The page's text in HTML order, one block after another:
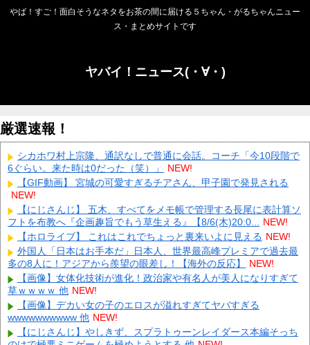
やば！すご！面白そうなネタをお茶の間に届ける５ちゃん・がるちゃんニュー
ス・まとめサイトです
ヤバイ！ニュース(・∀・)
厳選速報！
シカホワ村上宗隆、通訳なしで普通に会話。コーチ「今10段階で
6ぐらい。来た時は0だった（笑）」
NEW!
【GIF動画】 宮城の可愛すぎるチアさん、甲子園で発見される
NEW!
【にじさんじ】 五木、すべてをメモ帳で管理する長尾に表計算ソ
フトを布教へ『企画趣旨でもう草生える』【8/6(木)20:0... NEW!
【ホロライブ】 これはこれでちょっと裏来いよに見える NEW!
外国人「日本はお手本だ」日本人、世界最高峰プレミアで過去最
多の8人に！アジアから羨望の眼差し！【海外の反応】
NEW!
【画像】女体化技術が進化！政治家や有名人が美人になりすぎて
草ｗｗｗｗ 他 NEW!
【画像】デカい女の子のエロスが溢れすぎてヤバすぎる
wwwwwwwwww 他 NEW!
【にじさんじ】やしきず、スプラトゥーンレイダース本編そっち